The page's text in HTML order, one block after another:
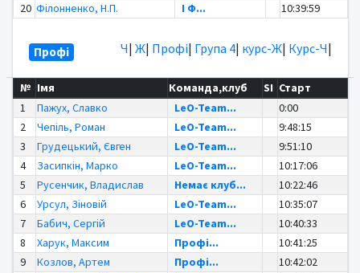
20 Філонненко, Н.П. І Ф... 10:39:59
Профі Ч| Ж| Профі| Група 4| курс-Ж| Курс-Ч|
№ Імя Команда,клуб SI Старт
1
Пажух, Славко LeO-Team...
0:00
2
Чепіль, Роман LeO-Team...
9:48:15
3
Грудецький, Євген LeO-Team...
9:51:10
4
Засипкін, Марко LeO-Team...
10:17:06
5
Русенчик, Владислав Немає клуб...
10:22:46
6
Урсул, Зіновій LeO-Team...
10:35:07
7
Бабич, Сергій LeO-Team...
10:40:33
8
Харук, Максим Профі...
10:41:25
9
Козлов, Артем Профі...
10:42:02